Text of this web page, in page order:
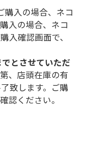
購入の場合、ネコ
入の場合、ネコ
入確認画面で、
とさせていただ
、店頭在庫の有
致します。ご購
認ください。